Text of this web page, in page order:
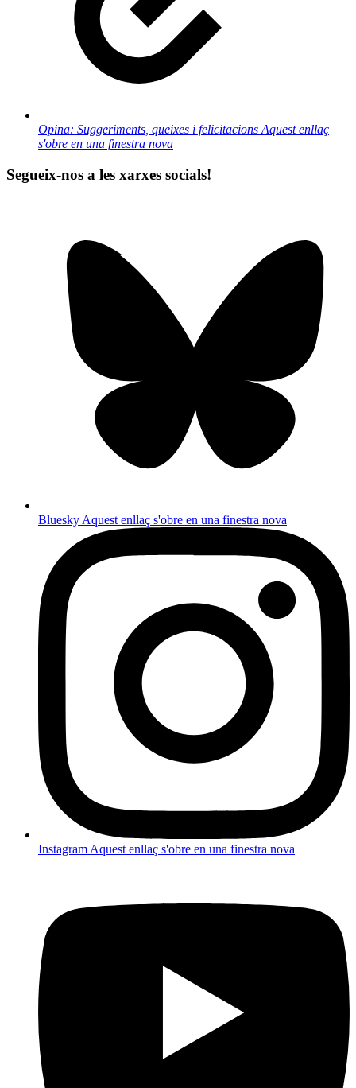
Opina: Suggeriments, queixes i felicitacions Aquest enllaç
s'obre en una finestra nova
Segueix-nos a les xarxes socials!
Bluesky Aquest enllaç s'obre en una finestra nova
Instagram Aquest enllaç s'obre en una finestra nova